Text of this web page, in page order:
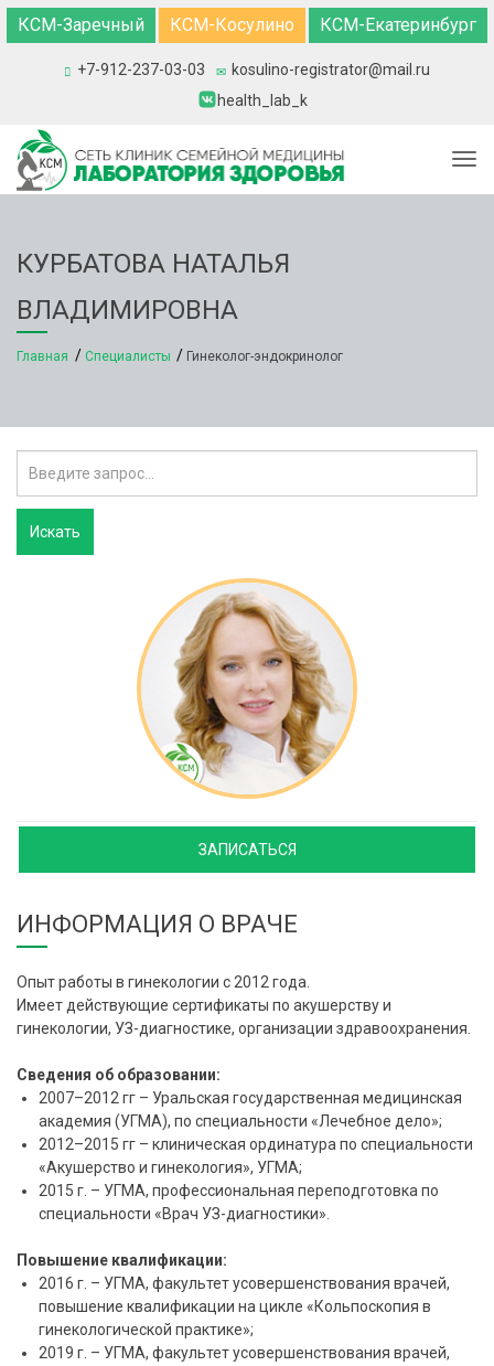
КСМ-Заречный КСМ-Косулино КСМ-Екатеринбург
+7-912-237-03-03
kosulino-registrator@mail.ru
health_lab_k
КУРБАТОВА НАТАЛЬЯ
ВЛАДИМИРОВНА
Главная Специалисты Гинеколог-эндокринолог
ЗАПИСАТЬСЯ
ИНФОРМАЦИЯ О ВРАЧЕ
Опыт работы в гинекологии с 2012 года.
Имеет действующие сертификаты по акушерству и
гинекологии, УЗ-диагностике, организации здравоохранения.
Сведения об образовании:
2007–2012 гг – Уральская государственная медицинская
академия (УГМА), по специальности «Лечебное дело»;
2012–2015 гг – клиническая ординатура по специальности
«Акушерство и гинекология», УГМА;
2015 г. – УГМА, профессиональная переподготовка по
специальности «Врач УЗ-диагностики».
Повышение квалификации:
2016 г. – УГМА, факультет усовершенствования врачей,
повышение квалификации на цикле «Кольпоскопия в
гинекологической практике»;
2019 г. – УГМА, факультет усовершенствования врачей,